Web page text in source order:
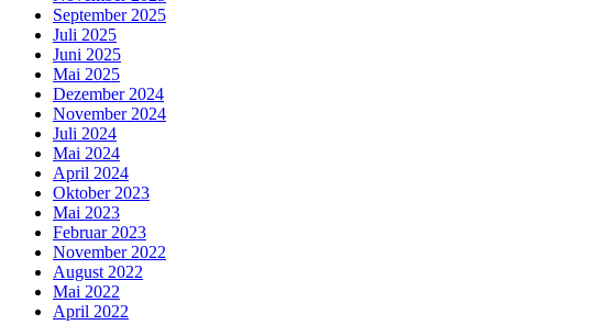
September 2025
Juli 2025
Juni 2025
Mai 2025
Dezember 2024
November 2024
Juli 2024
Mai 2024
April 2024
Oktober 2023
Mai 2023
Februar 2023
November 2022
August 2022
Mai 2022
April 2022